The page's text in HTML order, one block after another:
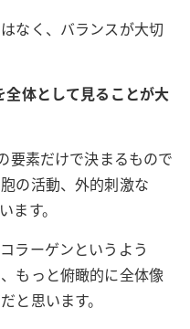
なく、バランスが大切
体として見ることが大
要素だけで決まるもので
の活動、外的刺激な
ます。
ラーゲンというよう
もっと俯瞰的に全体像
と思います。